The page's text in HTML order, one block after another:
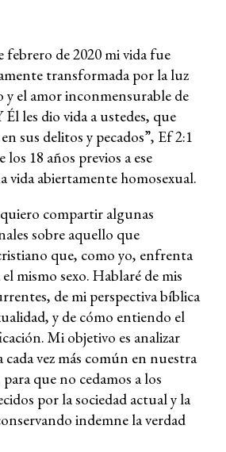
febrero de 2020 mi vida fue
transformada por la luz
y el amor inconmensurable de
Él les dio vida a ustedes, que
sus delitos y pecados”, Ef 2:1
18 años previos a ese
vida abiertamente homosexual.
compartir algunas
sobre aquello que
que, como yo, enfrenta
mismo sexo. Hablaré de mis
de mi perspectiva bíblica
y de cómo entiendo el
Mi objetivo es analizar
vez más común en nuestra
que no cedamos a los
por la sociedad actual y la
indemne la verdad